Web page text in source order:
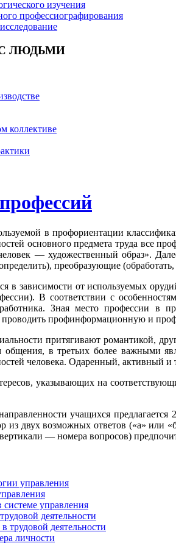
изучения
профессиографирования
ЛЮДЬМИ
коллективе
в профориентации
основного предмета труда все
— художественный образ».
преобразующие
в зависимости от используемых
В соответствии с
Зная место профессии в
проводить профинформационную и
притягивают романтикой,
общения, в третьих более важными
человека. Одаренный, активный и
указывающих на
учащихся
из двух возможных ответов («а» или
— номера вопросов)
управления
управления
деятельности
трудовой деятельности
личности